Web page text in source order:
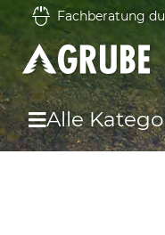
Fachberatung
Alle